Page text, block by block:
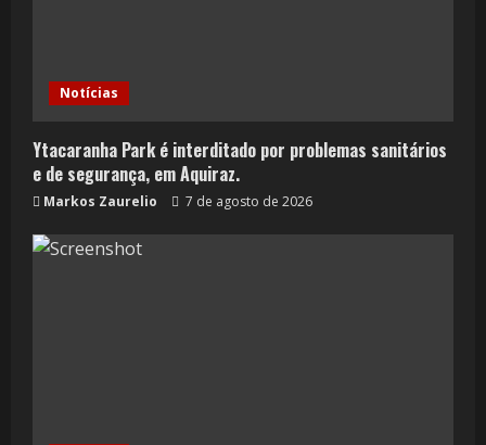
Notícias
Ytacaranha Park é interditado por problemas sanitários
e de segurança, em Aquiraz.
Markos Zaurelio 7 de agosto de 2026